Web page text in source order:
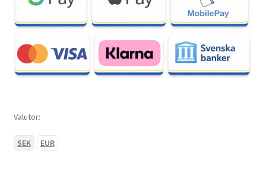
Valutor:
SEK EUR